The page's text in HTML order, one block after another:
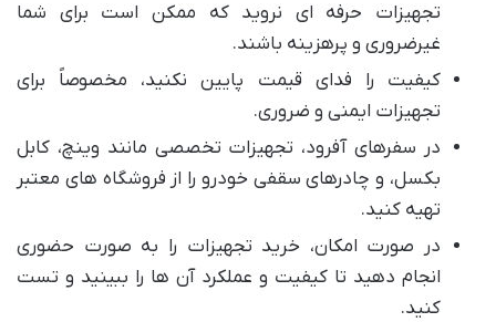
تجهیزات حرفه ای نروید که ممکن است برای شما
غیرضروری و پرهزینه باشند.
کیفیت را فدای قیمت پایین نکنید، مخصوصاً برای
تجهیزات ایمنی و ضروری.
در سفرهای آفرود، تجهیزات تخصصی مانند وینچ، کابل
بکسل، و چادرهای سقفی خودرو را از فروشگاه های معتبر
تهیه کنید.
در صورت امکان، خرید تجهیزات را به صورت حضوری
انجام دهید تا کیفیت و عملکرد آن ها را ببینید و تست
کنید.